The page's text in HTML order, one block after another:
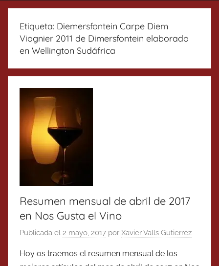
Etiqueta: Diemersfontein Carpe Diem
Viognier 2011 de Dimersfontein elaborado
en Wellington Sudáfrica
Resumen mensual de abril de 2017
en Nos Gusta el Vino
Publicada el 2 mayo, 2017 por Xavier Valls Gutierrez
Hoy os traemos el resumen mensual de los